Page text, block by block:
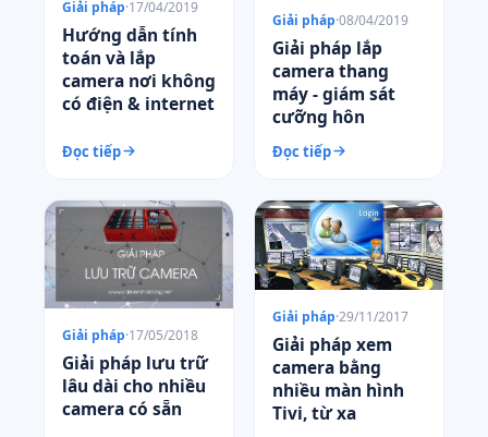
Giải pháp·17/04/2019
Hướng dẫn tính
toán và lắp
camera nơi không
có điện & internet
Đọc tiếp
Giải pháp·08/04/2019
Giải pháp lắp
camera thang
máy - giám sát
cưỡng hôn
Đọc tiếp
Giải pháp·17/05/2018
Giải pháp lưu trữ
lâu dài cho nhiều
camera có sẵn
Giải pháp·29/11/2017
Giải pháp xem
camera bằng
nhiều màn hình
Tivi, từ xa